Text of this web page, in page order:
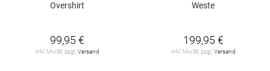
Overshirt
99,95 €
inkl. MwSt. zzgl. Versand
Weste
199,95 €
inkl. MwSt. zzgl. Versand